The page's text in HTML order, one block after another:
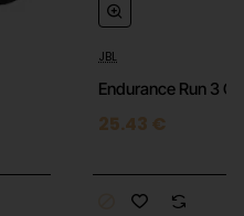
JBL
Endurance Run 3 C
25.43 €